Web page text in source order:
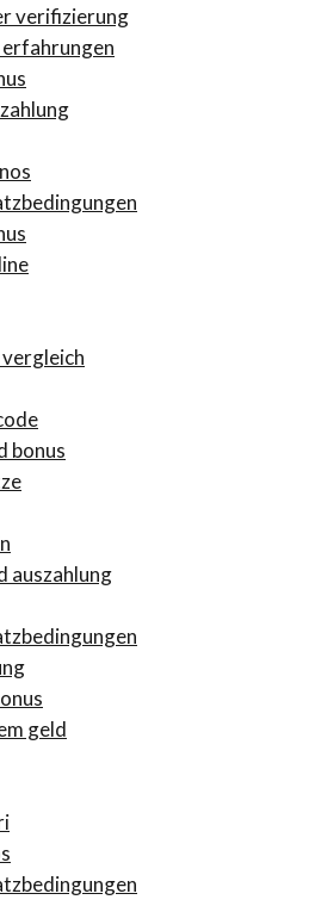
verifizierung
erfahrungen
bonus
auszahlung
geld